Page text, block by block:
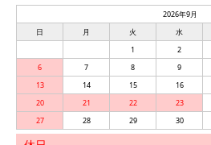
2026年9月
日
月 火 水
1
2
6
7 8 9
13
14 15 16
20
21 22 23
27
28 29 30